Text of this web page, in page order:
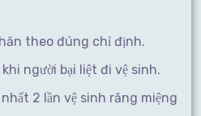
theo đúng chỉ định.
người bại liệt đi vệ sinh.
2 lần vệ sinh răng miệng